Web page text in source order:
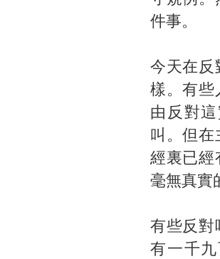
件事。
今天在反
樣。有些
由反對
叫。但在
經裏已經
毫無真實
有些反對
有一千